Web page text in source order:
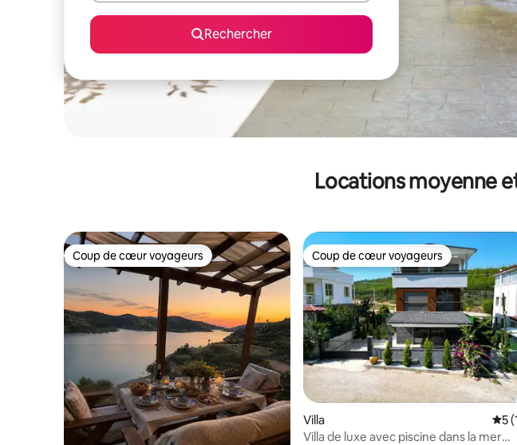
Rechercher
Locations moyenne
Coup de cœur voyageurs
Coup de cœur voyageurs Coup de cœur voyageurs
Coup de cœur voyageurs
Villa
5
Villa de luxe avec piscine dans la mer